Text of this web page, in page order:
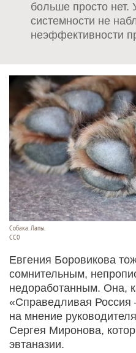
больше просто нет.
системности не
неэффективности
Собака. Лапы.
СС0
Евгения Боровикова
сомнительным,
недоработанным. Она,
«Справедливая
на мнение
Сергея Миронова,
эвтаназии.